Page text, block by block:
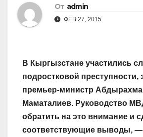
От admin
ФЕВ 27, 2015
В Кыргызстане участились
подростковой преступности,
премьер-министр
Маматалиев. Руководство
обратить на это внимание и
соответствующие выводы, —